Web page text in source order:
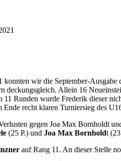
konnten wir die September-
deckungsgleich. Allein 16
11 Runden wurde Frederik dieser
recht klaren Turniersieg des
gegen Joa Max Bornholdt
(25 P.) und Joa Max Bornholdt
auf Rang 11. An dieser Stelle